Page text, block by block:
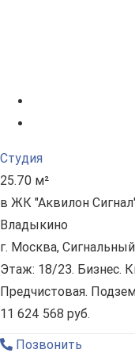
Студия
25.70 м²
в ЖК "Аквилон
Владыкино
г. Москва,
Этаж: 18/23. Бизнес.
Предчистовая.
11 624 568 руб.
Позвонить